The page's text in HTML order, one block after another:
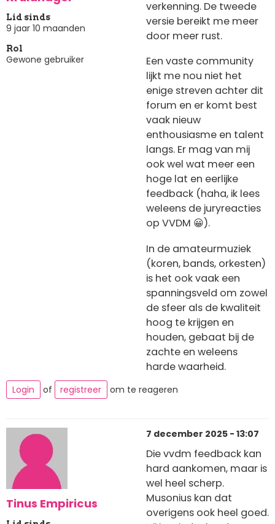
Lid sinds
9 jaar 10 maanden
Rol
Gewone gebruiker
verkenning. De tweede
versie bereikt me meer
door meer rust.
Een vaste community
lijkt me nou niet het
enige streven achter dit
forum en er komt best
vaak nieuw
enthousiasme en talent
langs. Er mag van mij
ook wel wat meer een
hoge lat en eerlijke
feedback (haha, ik lees
weleens de juryreacties
op VVDM 😀).
In de amateurmuziek
(koren, bands, orkesten)
is het ook vaak een
spanningsveld om zowel
de sfeer als de kwaliteit
hoog te krijgen en
houden, gebaat bij de
zachte en weleens
harde waarheid.
Login of registreer om te reageren
Tinus Empiricus
7 december 2025 - 13:07
Die vvdm feedback kan
hard aankomen, maar is
wel heel scherp.
Musonius kan dat
overigens ook heel goed.